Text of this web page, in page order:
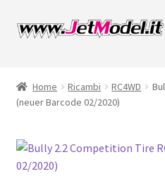
Vai
alla
Vai
Home Ricambi RC4WD
(neuer Barcode 02/2020)